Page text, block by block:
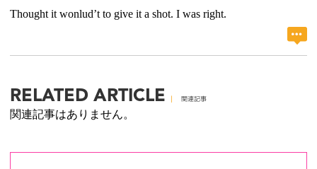
Thought it wonlud’t to give it a shot. I was right.
RELATED ARTICLE 関連記事
関連記事はありません。